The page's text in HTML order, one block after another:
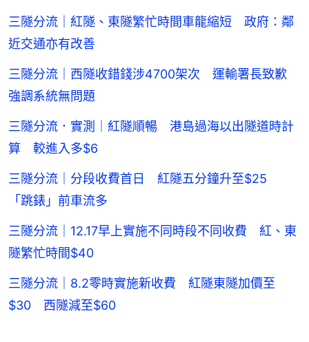
三隧分流｜紅隧、東隧繁忙時間車龍縮短 政府：鄰
近交通亦有改善
三隧分流｜西隧收錯錢涉4700架次 運輸署長致歉
強調系統無問題
三隧分流．實測｜紅隧順暢 港島過海以出隧道時計
算 較進入多$6
三隧分流｜分段收費首日 紅隧五分鐘升至$25
「跳錶」前車流多
三隧分流｜12.17早上實施不同時段不同收費 紅、東
隧繁忙時間$40
三隧分流｜8.2零時實施新收費 紅隧東隧加價至
$30 西隧減至$60